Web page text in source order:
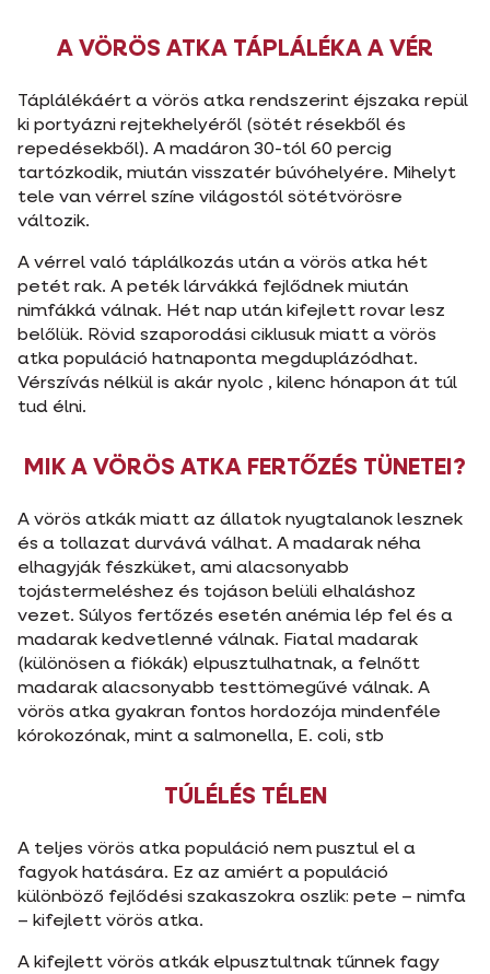
A VÖRÖS ATKA TÁPLÁLÉKA A VÉR
Táplálékáért a vörös atka rendszerint éjszaka repül
ki portyázni rejtekhelyéről (sötét résekből és
repedésekből). A madáron 30-tól 60 percig
tartózkodik, miután visszatér búvóhelyére. Mihelyt
tele van vérrel színe világostól sötétvörösre
változik.
A vérrel való táplálkozás után a vörös atka hét
petét rak. A peték lárvákká fejlődnek miután
nimfákká válnak. Hét nap után kifejlett rovar lesz
belőlük. Rövid szaporodási ciklusuk miatt a vörös
atka populáció hatnaponta megduplázódhat.
Vérszívás nélkül is akár nyolc , kilenc hónapon át túl
tud élni.
MIK A VÖRÖS ATKA FERTŐZÉS TÜNETEI?
A vörös atkák miatt az állatok nyugtalanok lesznek
és a tollazat durvává válhat. A madarak néha
elhagyják fészküket, ami alacsonyabb
tojástermeléshez és tojáson belüli elhaláshoz
vezet. Súlyos fertőzés esetén anémia lép fel és a
madarak kedvetlenné válnak. Fiatal madarak
(különösen a fiókák) elpusztulhatnak, a felnőtt
madarak alacsonyabb testtömegűvé válnak. A
vörös atka gyakran fontos hordozója mindenféle
kórokozónak, mint a salmonella, E. coli, stb
TÚLÉLÉS TÉLEN
A teljes vörös atka populáció nem pusztul el a
fagyok hatására. Ez az amiért a populáció
különböző fejlődési szakaszokra oszlik: pete – nimfa
– kifejlett vörös atka.
A kifejlett vörös atkák elpusztultnak tűnnek fagy